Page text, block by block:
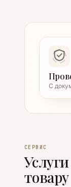
С
СЕРВИС
товару